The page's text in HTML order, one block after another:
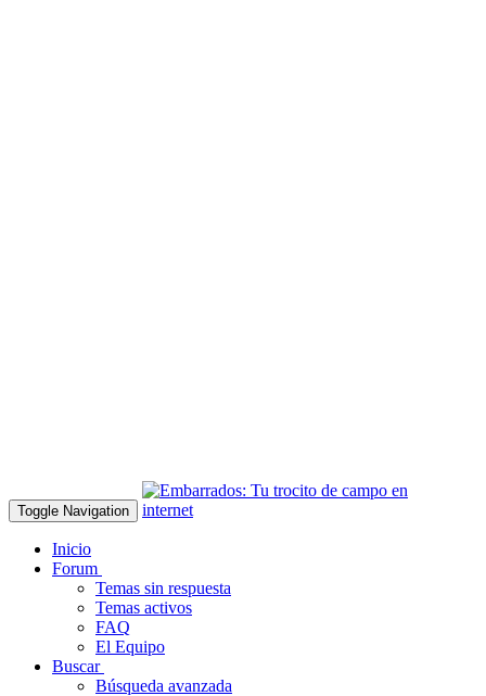
Toggle Navigation
Inicio
Forum
Temas sin respuesta
Temas activos
FAQ
El Equipo
Buscar
Búsqueda avanzada